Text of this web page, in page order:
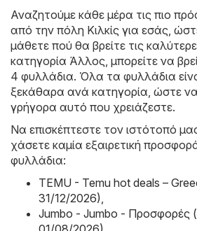
Αναζητούμε κάθε μέρα τις πιο
από την πόλη Κιλκίς για εσάς,
μάθετε πού θα βρείτε τις
κατηγορία Άλλος, μπορείτε να
4 φυλλάδια. Όλα τα φυλλάδια
ξεκάθαρα ανά κατηγορία, ώστε να
γρήγορα αυτό που χρειάζεστε.
Να επισκέπτεστε τον ιστότοπό
χάσετε καμία εξαιρετική
φυλλάδια:
TEMU - Temu hot deals –
31/12/2026)
Jumbo - Jumbo - Προσφορές